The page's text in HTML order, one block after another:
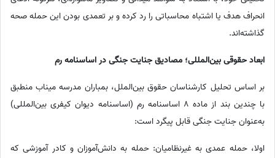
انحراف هدف یا اشتباه محاسباتی را رد کرده و بر تعمدی بودن این حمله صحه
گذاشته‌اند.
ابعاد حقوقی بین‌المللی؛ مصادیق جنایت جنگی در اساسنامه رم
بر اساس تحلیل کارشناسان حقوق بین‌الملل، بمباران مدرسه میناب منطبق
با چندین بند از ماده 8 اساسنامه رم (اساسنامه دیوان کیفری بین‌المللی)
به‌عنوان جنایت جنگی قابل پیگرد است:
اولا، حمله عمدی به غیرنظامیان: حمله به دانش‌آموزان و کادر آموزشی که